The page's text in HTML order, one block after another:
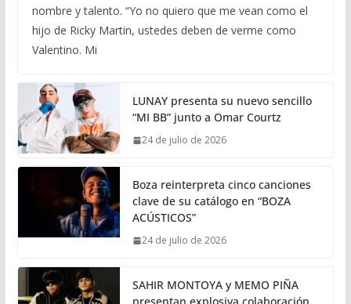
nombre y talento. “Yo no quiero que me vean como el
hijo de Ricky Martin, ustedes deben de verme como
Valentino. Mi
LUNAY presenta su nuevo sencillo
“MI BB” junto a Omar Courtz
24 de julio de 2026
Boza reinterpreta cinco canciones
clave de su catálogo en “BOZA
ACÚSTICOS”
24 de julio de 2026
SAHIR MONTOYA y MEMO PIÑA